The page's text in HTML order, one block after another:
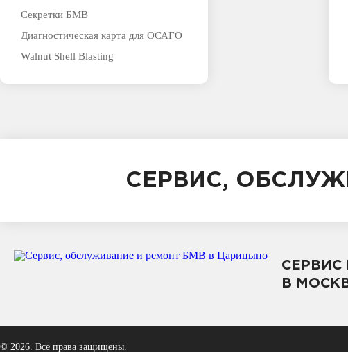
Секретки БМВ
Диагностическая карта для ОСАГО
Walnut Shell Blasting
СЕРВИС,
СЕРВИС
В
© 2026. Все права защищены.